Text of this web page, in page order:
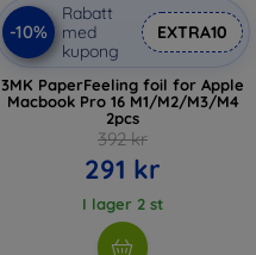
-10%
Rabatt
med
kupong
EXTRA10
3MK PaperFeeling foil for Apple
Macbook Pro 16 M1/M2/M3/M4
2pcs
392 kr
291 kr
I lager 2 st